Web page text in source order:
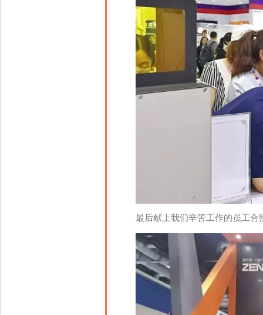
最后献上我们辛苦工作的员工